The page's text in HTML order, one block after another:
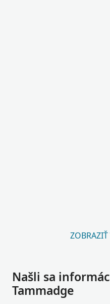
ZOBRAZIŤ
Našli sa
Tammadge